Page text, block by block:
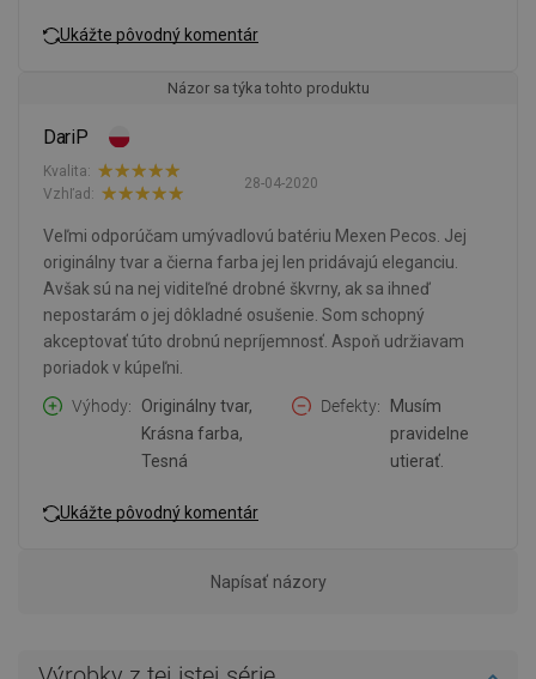
Ukážte pôvodný komentár
Názor sa týka tohto produktu
DariP
28-04-2020
Kvalita:
Vzhľad:
Veľmi odporúčam umývadlovú batériu Mexen Pecos. Jej
originálny tvar a čierna farba jej len pridávajú eleganciu.
Avšak sú na nej viditeľné drobné škvrny, ak sa ihneď
nepostarám o jej dôkladné osušenie. Som schopný
akceptovať túto drobnú nepríjemnosť. Aspoň udržiavam
poriadok v kúpeľni.
Výhody
Originálny tvar,
Krásna farba,
Tesná
Defekty
Musím
pravidelne
utierať.
Ukážte pôvodný komentár
Napísať názory